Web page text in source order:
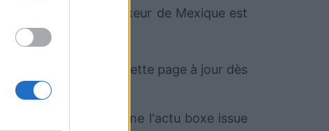
. Ce boxeur de Mexique est
Nous mettrons cette page à jour dès
qui sélectionne l'actu boxe issue